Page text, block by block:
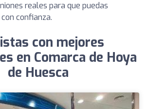
reales para que puedas
confianza.
con mejores
en Comarca de Hoya
de Huesca